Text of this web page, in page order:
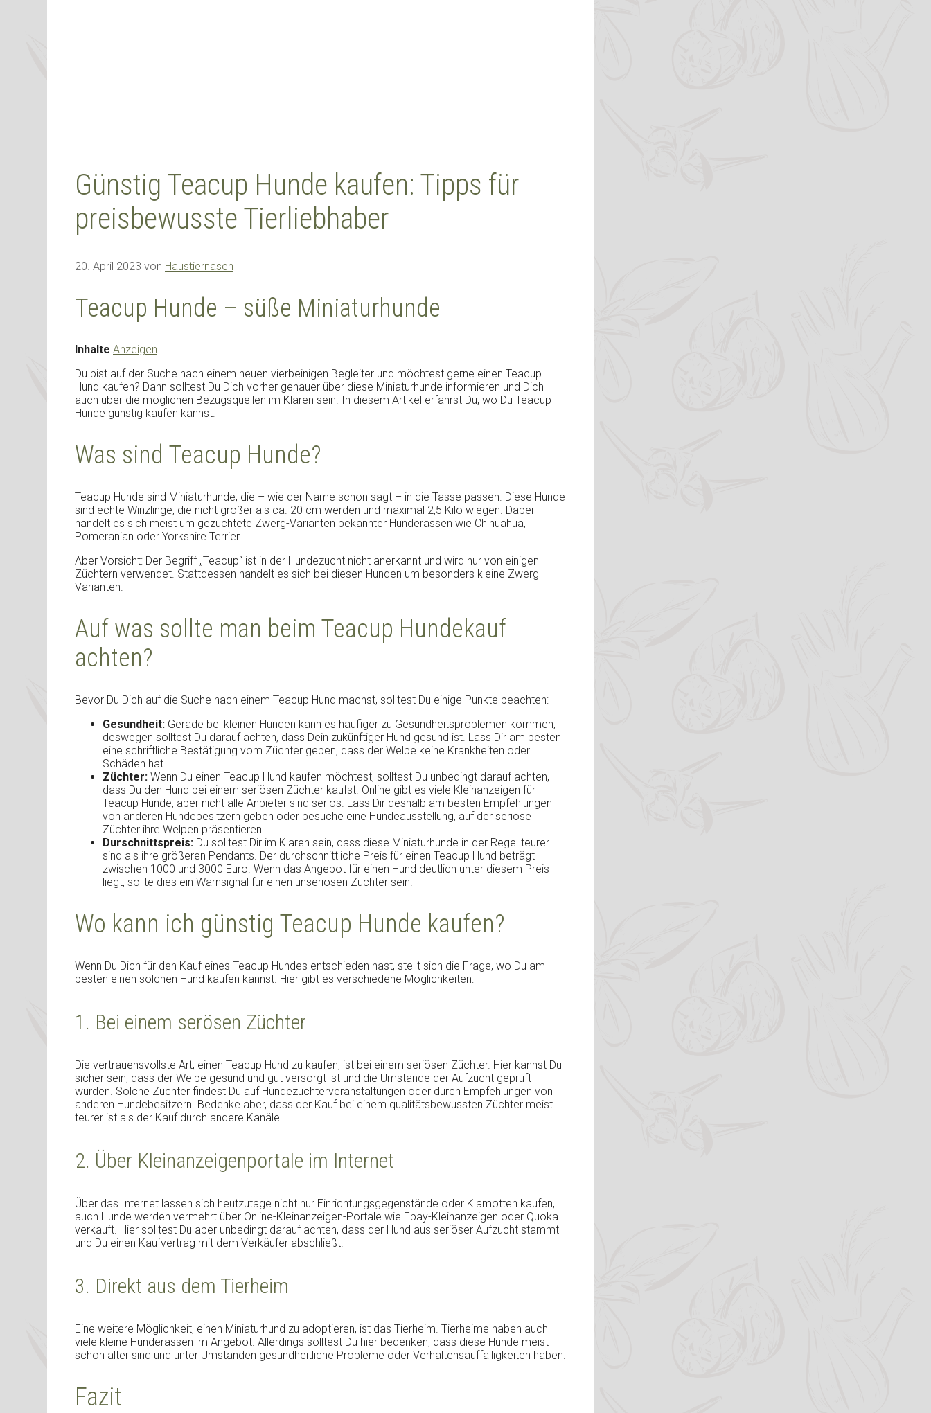
Günstig Teacup Hunde kaufen: Tipps für
preisbewusste Tierliebhaber
20. April 2023 von Haustiernasen
Teacup Hunde – süße Miniaturhunde
Inhalte Anzeigen
Du bist auf der Suche nach einem neuen vierbeinigen Begleiter und möchtest gerne einen Teacup
Hund kaufen? Dann solltest Du Dich vorher genauer über diese Miniaturhunde informieren und Dich
auch über die möglichen Bezugsquellen im Klaren sein. In diesem Artikel erfährst Du, wo Du Teacup
Hunde günstig kaufen kannst.
Was sind Teacup Hunde?
Teacup Hunde sind Miniaturhunde, die – wie der Name schon sagt – in die Tasse passen. Diese Hunde
sind echte Winzlinge, die nicht größer als ca. 20 cm werden und maximal 2,5 Kilo wiegen. Dabei
handelt es sich meist um gezüchtete Zwerg-Varianten bekannter Hunderassen wie Chihuahua,
Pomeranian oder Yorkshire Terrier.
Aber Vorsicht: Der Begriff „Teacup“ ist in der Hundezucht nicht anerkannt und wird nur von einigen
Züchtern verwendet. Stattdessen handelt es sich bei diesen Hunden um besonders kleine Zwerg-
Varianten.
Auf was sollte man beim Teacup Hundekauf
achten?
Bevor Du Dich auf die Suche nach einem Teacup Hund machst, solltest Du einige Punkte beachten:
Gesundheit: Gerade bei kleinen Hunden kann es häufiger zu Gesundheitsproblemen kommen,
deswegen solltest Du darauf achten, dass Dein zukünftiger Hund gesund ist. Lass Dir am besten
eine schriftliche Bestätigung vom Züchter geben, dass der Welpe keine Krankheiten oder
Schäden hat.
Züchter: Wenn Du einen Teacup Hund kaufen möchtest, solltest Du unbedingt darauf achten,
dass Du den Hund bei einem seriösen Züchter kaufst. Online gibt es viele Kleinanzeigen für
Teacup Hunde, aber nicht alle Anbieter sind seriös. Lass Dir deshalb am besten Empfehlungen
von anderen Hundebesitzern geben oder besuche eine Hundeausstellung, auf der seriöse
Züchter ihre Welpen präsentieren.
Durschnittspreis: Du solltest Dir im Klaren sein, dass diese Miniaturhunde in der Regel teurer
sind als ihre größeren Pendants. Der durchschnittliche Preis für einen Teacup Hund beträgt
zwischen 1000 und 3000 Euro. Wenn das Angebot für einen Hund deutlich unter diesem Preis
liegt, sollte dies ein Warnsignal für einen unseriösen Züchter sein.
Wo kann ich günstig Teacup Hunde kaufen?
Wenn Du Dich für den Kauf eines Teacup Hundes entschieden hast, stellt sich die Frage, wo Du am
besten einen solchen Hund kaufen kannst. Hier gibt es verschiedene Möglichkeiten:
1. Bei einem serösen Züchter
Die vertrauensvollste Art, einen Teacup Hund zu kaufen, ist bei einem seriösen Züchter. Hier kannst Du
sicher sein, dass der Welpe gesund und gut versorgt ist und die Umstände der Aufzucht geprüft
wurden. Solche Züchter findest Du auf Hundezüchterveranstaltungen oder durch Empfehlungen von
anderen Hundebesitzern. Bedenke aber, dass der Kauf bei einem qualitätsbewussten Züchter meist
teurer ist als der Kauf durch andere Kanäle.
2. Über Kleinanzeigenportale im Internet
Über das Internet lassen sich heutzutage nicht nur Einrichtungsgegenstände oder Klamotten kaufen,
auch Hunde werden vermehrt über Online-Kleinanzeigen-Portale wie Ebay-Kleinanzeigen oder Quoka
verkauft. Hier solltest Du aber unbedingt darauf achten, dass der Hund aus seriöser Aufzucht stammt
und Du einen Kaufvertrag mit dem Verkäufer abschließt.
3. Direkt aus dem Tierheim
Eine weitere Möglichkeit, einen Miniaturhund zu adoptieren, ist das Tierheim. Tierheime haben auch
viele kleine Hunderassen im Angebot. Allerdings solltest Du hier bedenken, dass diese Hunde meist
schon älter sind und unter Umständen gesundheitliche Probleme oder Verhaltensauffälligkeiten haben.
Fazit